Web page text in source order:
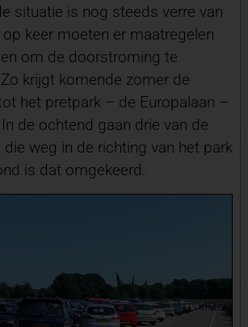
situatie is nog steeds verre van
keer moeten er maatregelen
om de doorstroming te
krijgt komende zomer de
het pretpark – de Europalaan –
de ochtend gaan drie van de
weg in de richting van het park
is dat omgekeerd.